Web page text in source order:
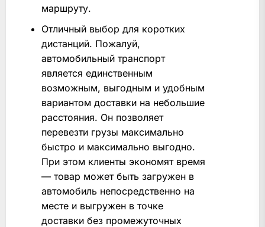
маршруту.
Отличный выбор для коротких
дистанций. Пожалуй,
автомобильный транспорт
является единственным
возможным, выгодным и удобным
вариантом доставки на небольшие
расстояния. Он позволяет
перевезти грузы максимально
быстро и максимально выгодно.
При этом клиенты экономят время
— товар может быть загружен в
автомобиль непосредственно на
месте и выгружен в точке
доставки без промежуточных